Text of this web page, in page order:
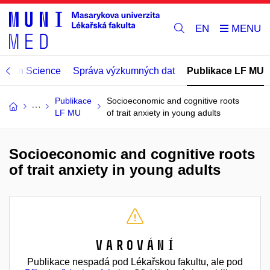
EN
Open Science Správa výzkumných dat Publikace LF MU
Publikace
LF MU
Socioeconomic and cognitive roots
of trait anxiety in young adults
Socioeconomic and cognitive roots
of trait anxiety in young adults
Varování
Publikace nespadá pod Lékařskou fakultu, ale pod